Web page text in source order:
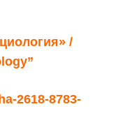
/
2618-8783-